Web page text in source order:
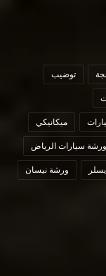
توضيب
ميكانيكي
ورشة سيارات الرياض
ورشة نيسان